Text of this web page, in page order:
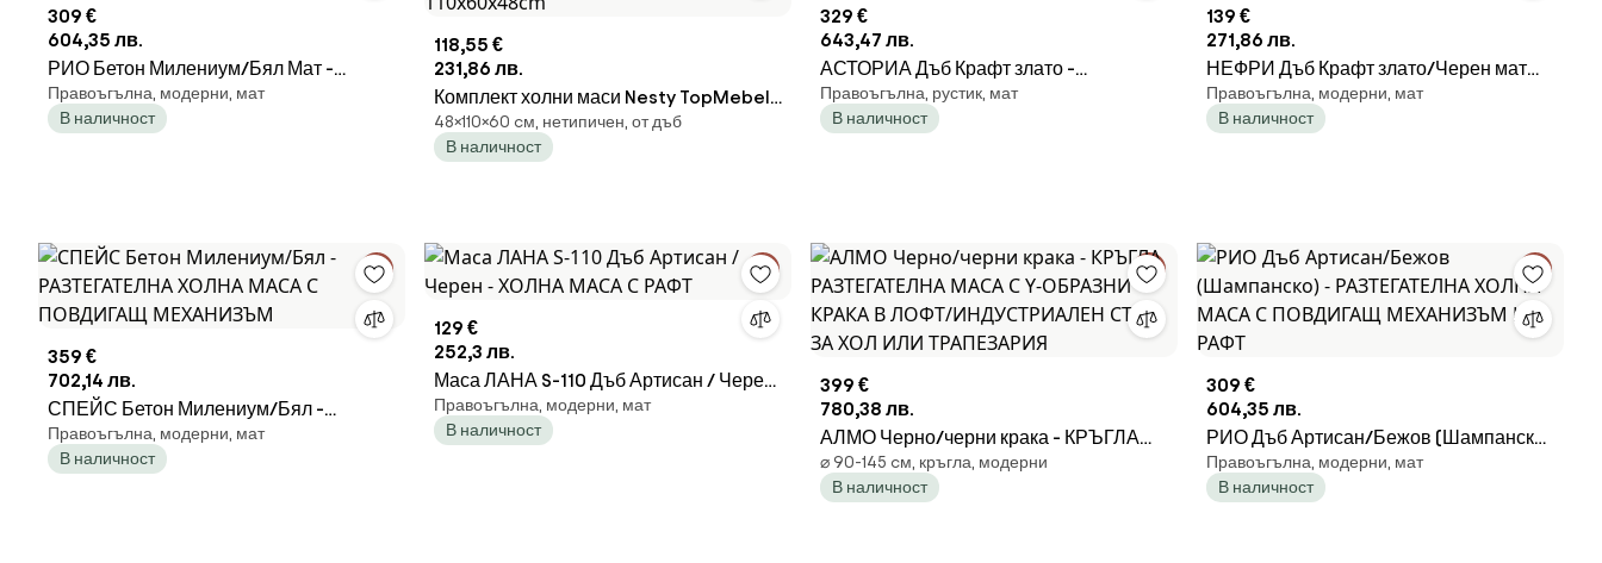
309 €
604,35 лв.
РИО Бетон Милениум/Бял Мат -
РАЗТЕГАТЕЛНА ХОЛНА МАСА С
ПОВДИГАЩ МЕХАНИЗЪМ И С РАФТ
Правоъгълна, модерни, мат
В наличност
118,55 €
231,86 лв.
Комплект холни маси Nesty TopMebel
3 бр. от меламин сапфирен дъб - сив
ретро - бял мраморен ефект
48×110×60 cм, нетипичен, от дъб
В наличност
329 €
643,47 лв.
АСТОРИА Дъб Крафт злато -
РАЗТЕГАТЕЛНА ХОЛНА МАСА С
ПОВДИГАЩ МЕХАНИЗЪМ С РАФТ
Правоъгълна, рустик, мат
В наличност
139 €
271,86 лв.
НЕФРИ Дъб Крафт злато/Черен мат
-МОДЕРНА ХОЛНА МАСА С РАФТ
ЕТАЖЕРКА
Правоъгълна, модерни, мат
В наличност
359 €
702,14 лв.
СПЕЙС Бетон Милениум/Бял -
РАЗТЕГАТЕЛНА ХОЛНА МАСА С
ПОВДИГАЩ МЕХАНИЗЪМ
Правоъгълна, модерни, мат
В наличност
129 €
252,3 лв.
Маса ЛАНА S-110 Дъб Артисан / Черен
- ХОЛНА МАСА С РАФТ
Правоъгълна, модерни, мат
В наличност
399 €
780,38 лв.
АЛМО Черно/черни крака - КРЪГЛА
РАЗТЕГАТЕЛНА МАСА С Y-ОБРАЗНИ
КРАКА В ЛОФТ/ИНДУСТРИАЛЕН
⌀ 90-145 cм, кръгла, модерни
В наличност
309 €
604,35 лв.
РИО Дъб Артисан/Бежов (Шампанско)
- РАЗТЕГАТЕЛНА ХОЛНА МАСА С
ПОВДИГАЩ МЕХАНИЗЪМ И С РАФТ
Правоъгълна, модерни, мат
В наличност